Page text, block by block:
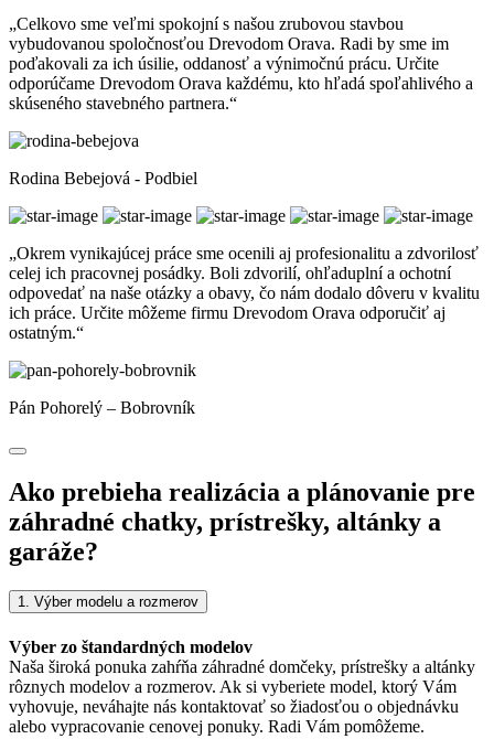
„Celkovo sme veľmi spokojní s našou zrubovou stavbou
vybudovanou spoločnosťou Drevodom Orava. Radi by sme im
poďakovali za ich úsilie, oddanosť a výnimočnú prácu. Určite
odporúčame Drevodom Orava každému, kto hľadá spoľahlivého a
skúseného stavebného partnera.“
Rodina Bebejová - Podbiel
„Okrem vynikajúcej práce sme ocenili aj profesionalitu a zdvorilosť
celej ich pracovnej posádky. Boli zdvorilí, ohľaduplní a ochotní
odpovedať na naše otázky a obavy, čo nám dodalo dôveru v kvalitu
ich práce. Určite môžeme firmu Drevodom Orava odporučiť aj
ostatným.“
Pán Pohorelý – Bobrovník
Ako prebieha realizácia a plánovanie pre
záhradné chatky, prístrešky, altánky a
garáže?
1. Výber modelu a rozmerov
Výber zo štandardných modelov
Naša široká ponuka zahŕňa záhradné domčeky, prístrešky a altánky
rôznych modelov a rozmerov. Ak si vyberiete model, ktorý Vám
vyhovuje, neváhajte nás kontaktovať so žiadosťou o objednávku
alebo vypracovanie cenovej ponuky. Radi Vám pomôžeme.